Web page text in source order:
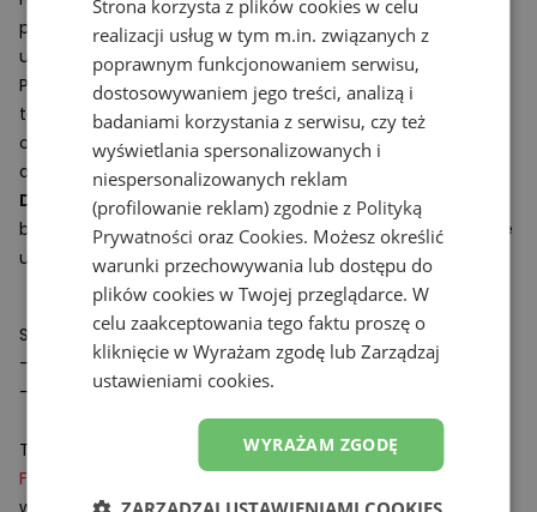
poziom wentylacji, wysoki komfort oraz wygodę
użytkowania.
Podeszwę środkową wykonano z wykorzystaniem
technologiiFresh Foam , lekkiej pianki o wysokiej
odporności na odkształcenia i właściwościach
amortyzujących.
Damskie buty do bieganiaNew Balance z serii 880 v15
będą doskonałym wyborem na codzienny trening, świetnie
uzupełnią profesjonalnąodzież sportową.
Specyfikacja:
- Waga: 238 g (rozmiar 37.5 EU)
- Drop: 6 mm
Technologie:
Fresh Foam
– innowacyjna lekka pianka amortyzująca o
wysokiej odporności na odkształcenia.
Strona korzysta z plików cookies w celu
realizacji usług w tym m.in. związanych z
poprawnym funkcjonowaniem serwisu,
dostosowywaniem jego treści, analizą i
badaniami korzystania z serwisu, czy też
wyświetlania spersonalizowanych i
niespersonalizowanych reklam
(profilowanie reklam) zgodnie z Polityką
Prywatności oraz Cookies. Możesz określić
warunki przechowywania lub dostępu do
plików cookies w Twojej przeglądarce. W
celu zaakceptowania tego faktu proszę o
kliknięcie w Wyrażam zgodę lub Zarządzaj
ustawieniami cookies.
WYRAŻAM ZGODĘ